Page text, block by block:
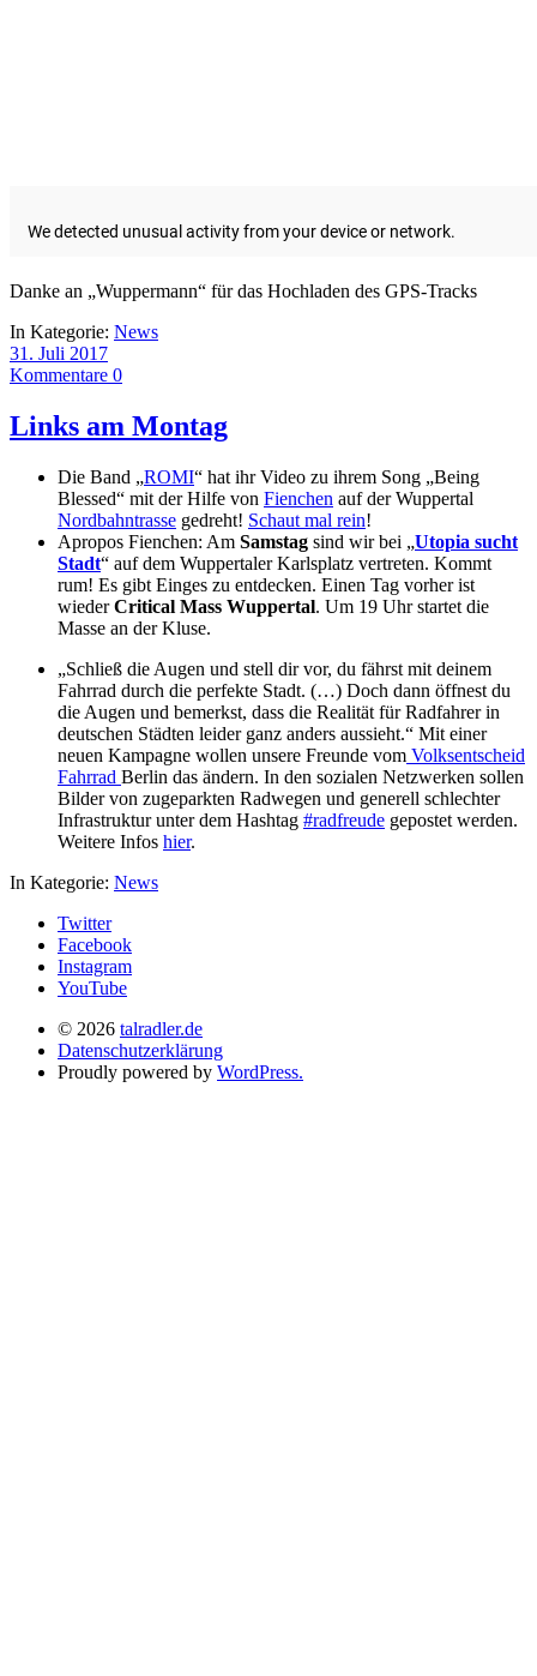
Danke an „Wuppermann“ für das Hochladen des GPS-Tracks
In Kategorie: News
31. Juli 2017
Kommentare 0
Links am Montag
Die Band „ROMI“ hat ihr Video zu ihrem Song „Being
Blessed“ mit der Hilfe von Fienchen auf der Wuppertal
Nordbahntrasse gedreht! Schaut mal rein!
Apropos Fienchen: Am Samstag sind wir bei „Utopia sucht
Stadt“ auf dem Wuppertaler Karlsplatz vertreten. Kommt
rum! Es gibt Einges zu entdecken. Einen Tag vorher ist
wiederCritical Mass Wuppertal. Um 19 Uhr startet die
Masse an der Kluse.
„Schließ die Augen und stell dir vor, du fährst mit deinem
Fahrrad durch die perfekte Stadt. (…) Doch dann öffnest du
die Augen und bemerkst, dass die Realität für Radfahrer in
deutschen Städten leider ganz anders aussieht.“ Mit einer
neuen Kampagne wollen unsere Freunde vom Volksentscheid
Fahrrad Berlin das ändern. In den sozialen Netzwerken sollen
Bilder von zugeparkten Radwegen und generell schlechter
Infrastruktur unter dem Hashtag #radfreude gepostet werden.
Weitere Infos hier.
In Kategorie: News
Twitter
Facebook
Instagram
YouTube
© 2026 talradler.de
Datenschutzerklärung
Proudly powered by WordPress.